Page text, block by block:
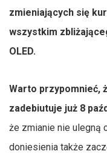
zmieniających się
wszystkim
OLED.
Warto przypomnieć,
zadebiutuje już 8
że zmianie nie ulegną
doniesienia także